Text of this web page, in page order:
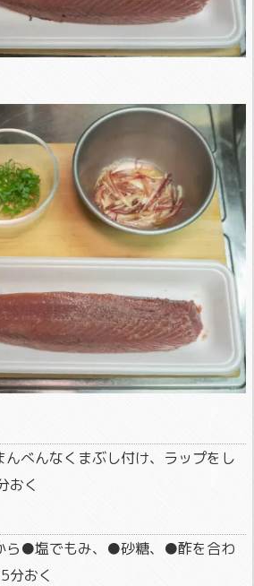
べんなくまぶし付け、ラップをし
おく
ら●塩でもみ、●砂糖、●酢を合わ
分おく